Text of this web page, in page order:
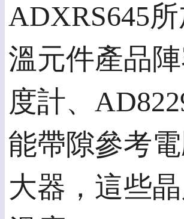
ADXRS645
溫元件產品
度計、
能帶隙參考
大器，這些